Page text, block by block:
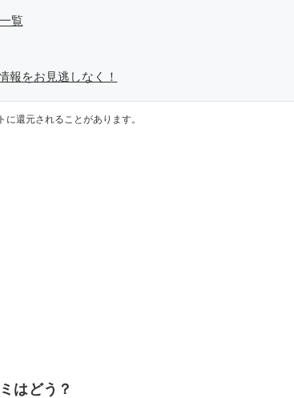
覧
報をお見逃しなく！
還元されることがあります。
はどう？